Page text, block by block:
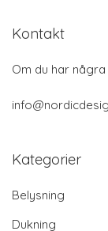
Kontakt
Om du har
Kategorier
Belysning
Dukning